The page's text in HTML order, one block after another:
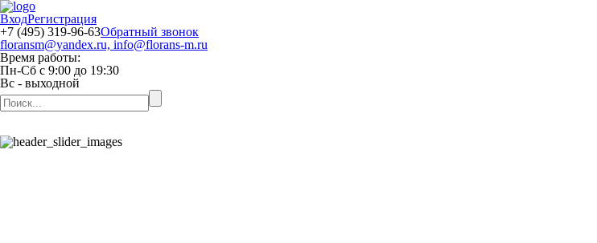
ВходРегистрация
+7 (495) 319-96-63Обратный звонок
floransm@yandex.ru, info@florans-m.ru
Время работы:
Пн-Сб с 9:00 до 19:30
Вс - выходной